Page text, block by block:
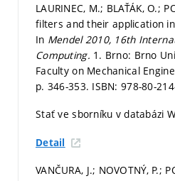
LAURINEC, M.; BLAŤÁK, O.;
filters and their application
In Mendel 2010, 16th
Computing. 1. Brno: Brno
Faculty on Mechanical
p. 346-353. ISBN: 978-80-
Stať ve sborníku v databázi
Detail
VANČURA, J.; NOVOTNÝ, P.;